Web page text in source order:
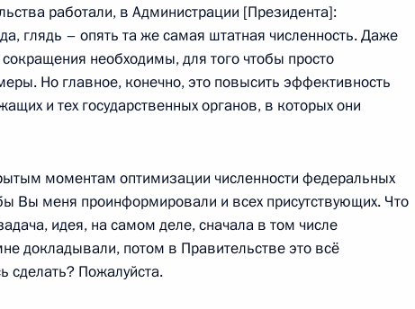
численности
область, Горки
й сессии Генеральной конференции
работали, в Администрации [Президента]:
глядь – опять та же самая штатная численность. Даже
необходимы, для того чтобы просто
Но главное, конечно, это повысить эффективность
и тех государственных органов, в которых они
моментам оптимизации численности федеральных
Вы меня проинформировали и всех присутствующих. Что
идея, на самом деле, сначала в том числе
докладывали, потом в Правительстве это всё
сделать? Пожалуйста.